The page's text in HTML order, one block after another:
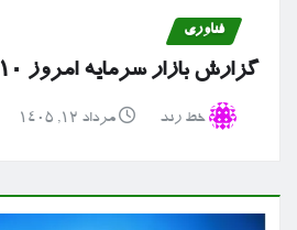
فناوری
گزارش بازار سرمایه امروز ۱۰ مرداد ۱۴۰۵
خط رند مرداد ۱۲, ۱۴۰۵